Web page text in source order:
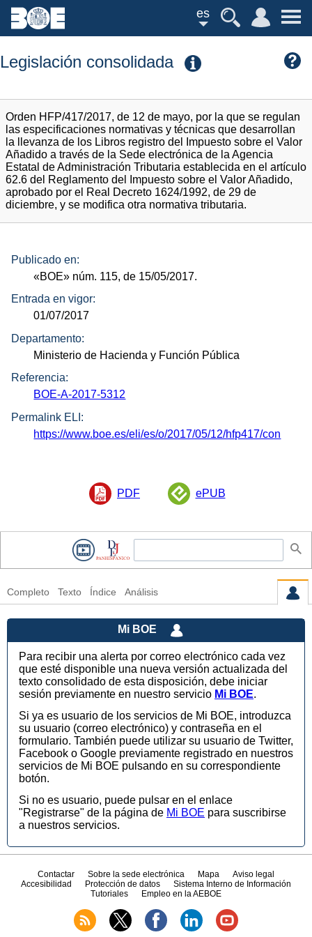
es
Legislación consolidada
Orden HFP/417/2017, de 12 de mayo, por la que se regulan
las especificaciones normativas y técnicas que desarrollan
la llevanza de los Libros registro del Impuesto sobre el Valor
Añadido a través de la Sede electrónica de la Agencia
Estatal de Administración Tributaria establecida en el artículo
62.6 del Reglamento del Impuesto sobre el Valor Añadido,
aprobado por el Real Decreto 1624/1992, de 29 de
diciembre, y se modifica otra normativa tributaria.
Publicado en:
«BOE» núm. 115, de 15/05/2017.
Entrada en vigor:
01/07/2017
Departamento:
Ministerio de Hacienda y Función Pública
Referencia:
BOE-A-2017-5312
Permalink ELI:
https://www.boe.es/eli/es/o/2017/05/12/hfp417/con
PDF ePUB
Completo Texto Índice Análisis
Mi BOE
Para recibir una alerta por correo electrónico cada vez
que esté disponible una nueva versión actualizada del
texto consolidado de esta disposición, debe iniciar
sesión previamente en nuestro servicio Mi BOE.
Si ya es usuario de los servicios de Mi BOE, introduzca
su usuario (correo electrónico) y contraseña en el
formulario. También puede utilizar su usuario de Twitter,
Facebook o Google previamente registrado en nuestros
servicios de Mi BOE pulsando en su correspondiente
botón.
Si no es usuario, puede pulsar en el enlace
"Registrarse" de la página de Mi BOE para suscribirse
a nuestros servicios.
Contactar Sobre la sede electrónica Mapa
Aviso legal
Accesibilidad
Protección de datos
Sistema Interno de Información
Tutoriales
Empleo en la AEBOE